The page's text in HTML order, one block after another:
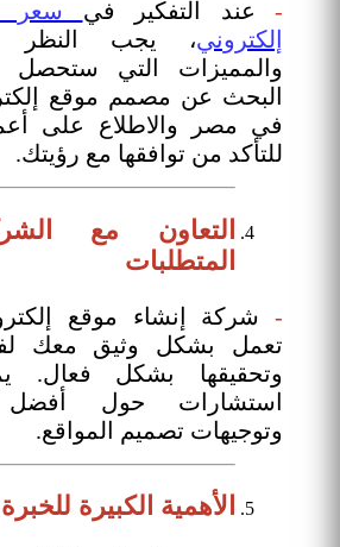
- عند التفكير في سعر
إلكتروني، يجب النظر
والمميزات التي ستحصل
البحث عن مصمم موقع
في مصر والاطلاع على
للتأكد من توافقها مع رؤيتك.
التعاون مع
المتطلبات
- شركة إنشاء موقع
تعمل بشكل وثيق معك
وتحقيقها بشكل فعال.
استشارات حول أفضل
وتوجيهات تصميم المواقع.
الأهمية الكبيرة